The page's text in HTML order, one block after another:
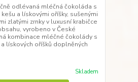
odlévaná mléčná čokoláda s
a lískovými oříšky, sušenými
zlatými zrnky v luxusní krabičce
vyrobeno v České
kombinace mléčné čokolády s
lískových oříšků doplněných
Skladem